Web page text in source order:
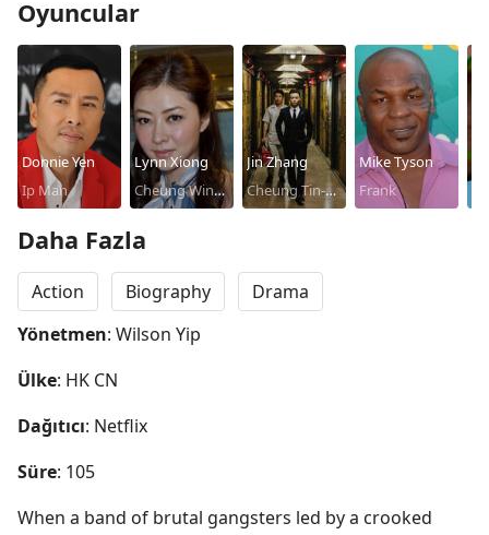
Oyuncular
Donnie Yen
Ip Man
Lynn Xiong
Cheung Wing-
Jin Zhang
Cheung Tin-
Mike Tyson
Frank
Daha Fazla
Action Biography
Drama
Yönetmen: Wilson Yip
Ülke: HK CN
Dağıtıcı: Netflix
Süre: 105
When a band of brutal gangsters led by a crooked